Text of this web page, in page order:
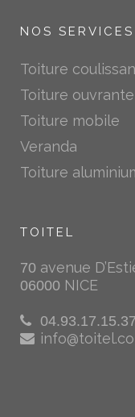
NOS SERVICES
Toiture
Toiture ouvrante
Toiture mobile
Veranda
Toiture
TOITEL
70 avenue
06000 NICE
04.93.17.15.37